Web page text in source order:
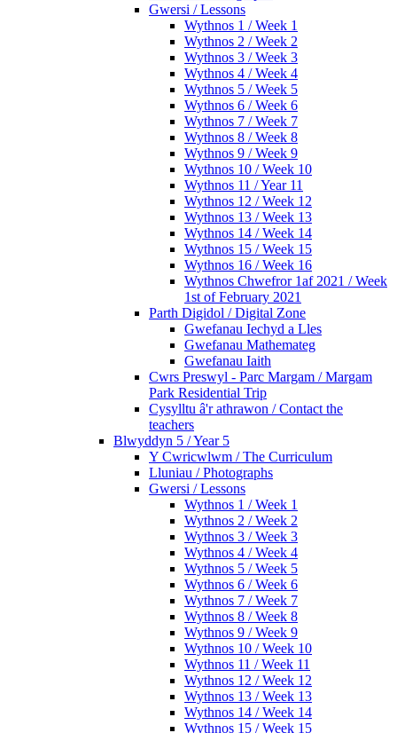
Gwersi / Lessons
Wythnos 1 / Week 1
Wythnos 2 / Week 2
Wythnos 3 / Week 3
Wythnos 4 / Week 4
Wythnos 5 / Week 5
Wythnos 6 / Week 6
Wythnos 7 / Week 7
Wythnos 8 / Week 8
Wythnos 9 / Week 9
Wythnos 10 / Week 10
Wythnos 11 / Year 11
Wythnos 12 / Week 12
Wythnos 13 / Week 13
Wythnos 14 / Week 14
Wythnos 15 / Week 15
Wythnos 16 / Week 16
Wythnos Chwefror 1af 2021 / Week
1st of February 2021
Parth Digidol / Digital Zone
Gwefanau Iechyd a Lles
Gwefanau Mathemateg
Gwefanau Iaith
Cwrs Preswyl - Parc Margam / Margam
Park Residential Trip
Cysylltu â'r athrawon / Contact the
teachers
Blwyddyn 5 / Year 5
Y Cwricwlwm / The Curriculum
Lluniau / Photographs
Gwersi / Lessons
Wythnos 1 / Week 1
Wythnos 2 / Week 2
Wythnos 3 / Week 3
Wythnos 4 / Week 4
Wythnos 5 / Week 5
Wythnos 6 / Week 6
Wythnos 7 / Week 7
Wythnos 8 / Week 8
Wythnos 9 / Week 9
Wythnos 10 / Week 10
Wythnos 11 / Week 11
Wythnos 12 / Week 12
Wythnos 13 / Week 13
Wythnos 14 / Week 14
Wythnos 15 / Week 15